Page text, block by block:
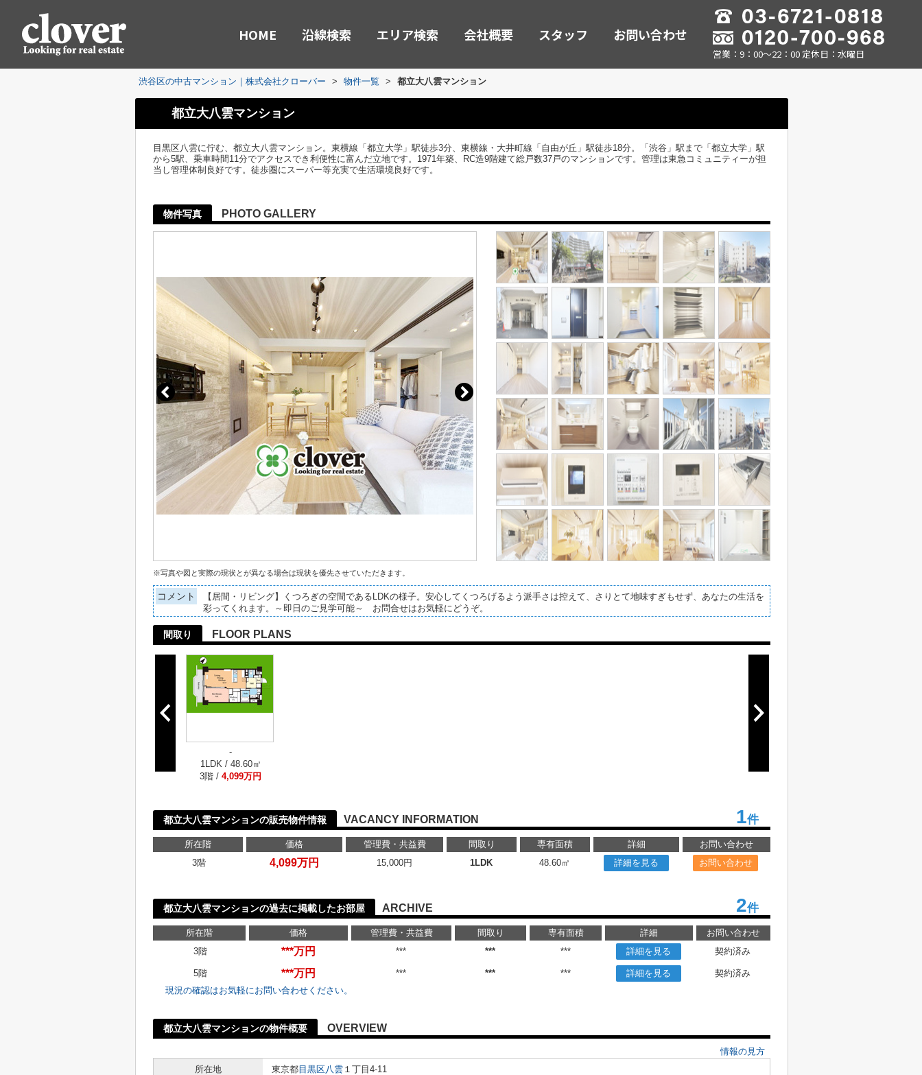
HOME 沿線検索 エリア検索 会社概要 スタッフ お問い合わせ
営業：9：00～22：00 定休日：水曜日
渋谷区の中古マンション｜株式会社クローバー > 物件一覧 > 都立大八雲マンション
都立大八雲マンション
目黒区八雲に佇む、都立大八雲マンション。東横線「都立大学」駅徒歩3分、東横線・大井町線「自由が丘」駅徒歩18分。「渋谷」駅まで「都立大学」駅
から5駅、乗車時間11分でアクセスでき利便性に富んだ立地です。1971年築、RC造9階建て総戸数37戸のマンションです。管理は東急コミュニティーが担
当し管理体制良好です。徒歩圏にスーパー等充実で生活環境良好です。
物件写真 PHOTO GALLERY
※写真や図と実際の現状とが異なる場合は現状を優先させていただきます。
コメント
【居間・リビング】くつろぎの空間であるLDKの様子。安心してくつろげるよう派手さは控えて、さりとて地味すぎもせず、あなたの生活を
彩ってくれます。～即日のご見学可能～ お問合せはお気軽にどうぞ。
間取り FLOOR PLANS
-
1LDK / 48.60㎡
3階 / 4,099万円
都立大八雲マンションの販売物件情報 VACANCY INFORMATION 1件
所在階 価格 管理費・共益費 間取り 専有面積 詳細
お問い合わせ
3階
4,099万円 15,000円 1LDK 48.60㎡ 詳細を見る お問い合わせ
都立大八雲マンションの過去に掲載したお部屋 ARCHIVE 2件
所在階 価格 管理費・共益費 間取り 専有面積 詳細
お問い合わせ
3階
***万円 *** *** *** 詳細を見る 契約済み
5階 ***万円 *** *** *** 詳細を見る
契約済み
現況の確認はお気軽にお問い合わせください。
都立大八雲マンションの物件概要 OVERVIEW
情報の見方
所在地
東京都目黒区八雲 １丁目4-11